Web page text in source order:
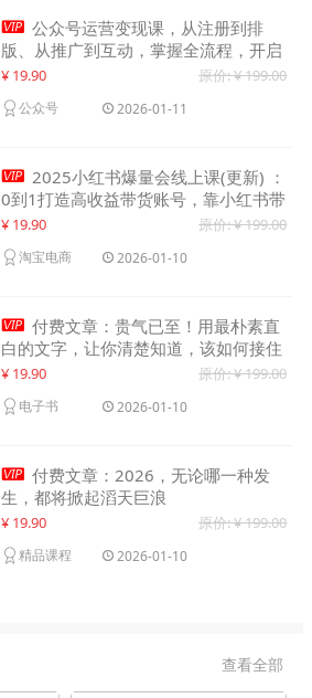
 公众号运营变现课，从注册到排
版、从推广到互动，掌握全流程，开启
个人品牌月入30000+
¥ 19.90 原价: ¥ 199.00
公众号 2026-01-11
 2025小红书爆量会线上课(更新) ：
0到1打造高收益带货账号，靠小红书带
货年入100w？机会来了！
¥ 19.90 原价: ¥ 199.00
淘宝电商 2026-01-10
 付费文章：贵气已至！用最朴素直
白的文字，让你清楚知道，该如何接住
这一次时代的泼天富贵
¥ 19.90 原价: ¥ 199.00
电子书 2026-01-10
 付费文章：2026，无论哪一种发
生，都将掀起滔天巨浪
¥ 19.90 原价: ¥ 199.00
精品课程 2026-01-10
查看全部